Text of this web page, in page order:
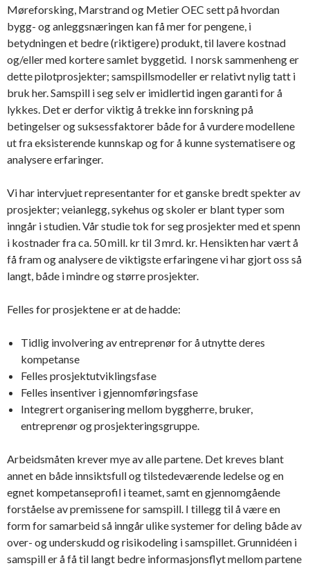
Møreforsking, Marstrand og Metier OEC sett på hvordan
bygg- og anleggsnæringen kan få mer for pengene, i
betydningen et bedre (riktigere) produkt, til lavere kostnad
og/eller med kortere samlet byggetid. I norsk sammenheng er
dette pilotprosjekter; samspillsmodeller er relativt nylig tatt i
bruk her. Samspill i seg selv er imidlertid ingen garanti for å
lykkes. Det er derfor viktig å trekke inn forskning på
betingelser og suksessfaktorer både for å vurdere modellene
ut fra eksisterende kunnskap og for å kunne systematisere og
analysere erfaringer.
Vi har intervjuet representanter for et ganske bredt spekter av
prosjekter; veianlegg, sykehus og skoler er blant typer som
inngår i studien. Vår studie tok for seg prosjekter med et spenn
i kostnader fra ca. 50 mill. kr til 3 mrd. kr. Hensikten har vært å
få fram og analysere de viktigste erfaringene vi har gjort oss så
langt, både i mindre og større prosjekter.
Felles for prosjektene er at de hadde:
Tidlig involvering av entreprenør for å utnytte deres
kompetanse
Felles prosjektutviklingsfase
Felles insentiver i gjennomføringsfase
Integrert organisering mellom byggherre, bruker,
entreprenør og prosjekteringsgruppe.
Arbeidsmåten krever mye av alle partene. Det kreves blant
annet en både innsiktsfull og tilstedeværende ledelse og en
egnet kompetanseprofil i teamet, samt en gjennomgående
forståelse av premissene for samspill. I tillegg til å være en
form for samarbeid så inngår ulike systemer for deling både av
over- og underskudd og risikodeling i samspillet. Grunnidéen i
samspill er å få til langt bedre informasjonsflyt mellom partene